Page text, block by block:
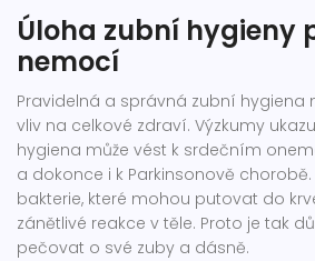
Úloha zubní hygieny
nemocí
Pravidelná a správná zubní hygiena
vliv na celkové zdraví. Výzkumy
hygiena může vést k srdečním
a dokonce i k Parkinsonově
bakterie, které mohou putovat do
zánětlivé reakce v těle. Proto je tak
pečovat o své zuby a dásně.